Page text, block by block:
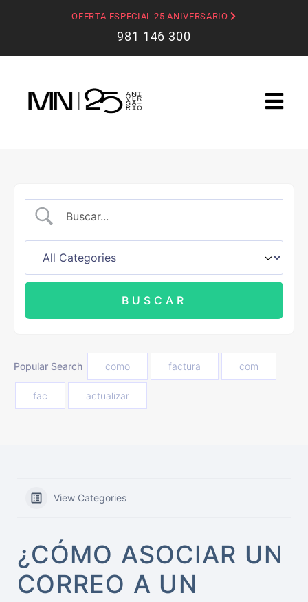
OFERTA ESPECIAL 25 ANIVERSARIO
981 146 300
Popular Search como factura com
fac actualizar
View Categories
¿CÓMO ASOCIAR UN
CORREO A UN